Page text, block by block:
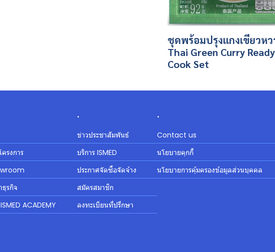
ชุดพร้อมปรุงแกงเขียวห
Thai Green Curry
Cook Set
รงการ
รกิจ
ACADEMY
.
ข่าวประชาสัมพันธ์
บริการ ISMED
ประกาศจัดซื้อจัดจ้าง
สมัครสมาชิก
ลงทะเบียนที่ปรึกษา
.
Contact us
นโยบายคุกกี้
นโยบายการคุ้มครองข้อมูลส่วนบุคคล